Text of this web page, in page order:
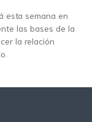
esta semana en
las bases de la
la relación